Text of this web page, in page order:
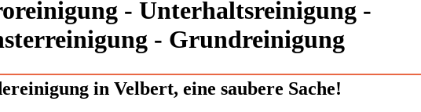
- Unterhaltsreinigung -
- Grundreinigung
in Velbert, eine saubere Sache!